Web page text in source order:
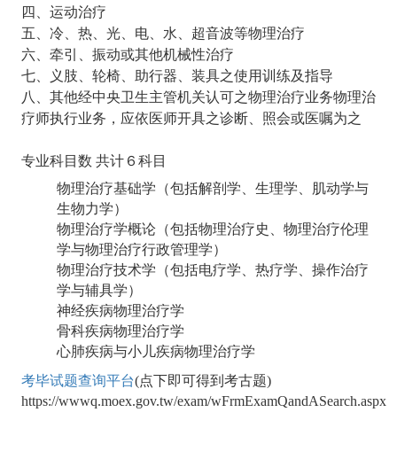
四、运动治疗
五、冷、热、光、电、水、超音波等物理治疗
六、牵引、振动或其他机械性治疗
七、义肢、轮椅、助行器、装具之使用训练及指导
八、其他经中央卫生主管机关认可之物理治疗业务物理治
疗师执行业务，应依医师开具之诊断、照会或医嘱为之
专业科目数 共计６科目
物理治疗基础学（包括解剖学、生理学、肌动学与
生物力学）
物理治疗学概论（包括物理治疗史、物理治疗伦理
学与物理治疗行政管理学）
物理治疗技术学（包括电疗学、热疗学、操作治疗
学与辅具学）
神经疾病物理治疗学
骨科疾病物理治疗学
心肺疾病与小儿疾病物理治疗学
考毕试题查询平台(点下即可得到考古题)
https://wwwq.moex.gov.tw/exam/wFrmExamQandASearch.aspx